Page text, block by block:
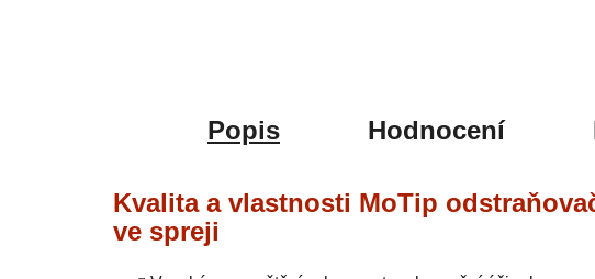
Popis Hodnocení
Kvalita a vlastnosti MoTip
ve spreji